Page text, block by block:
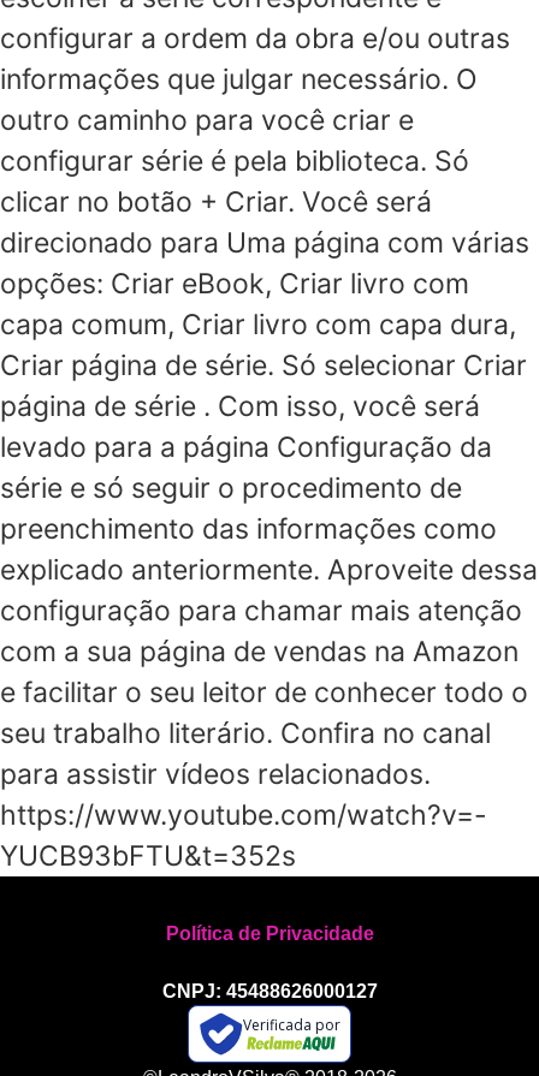
configurar a ordem da obra e/ou outras
informações que julgar necessário. O
outro caminho para você criar e
configurar série é pela biblioteca. Só
clicar no botão + Criar. Você será
direcionado para Uma página com várias
opções: Criar eBook, Criar livro com
capa comum, Criar livro com capa dura,
Criar página de série. Só selecionar Criar
página de série . Com isso, você será
levado para a página Configuração da
série e só seguir o procedimento de
preenchimento das informações como
explicado anteriormente. Aproveite dessa
configuração para chamar mais atenção
com a sua página de vendas na Amazon
e facilitar o seu leitor de conhecer todo o
seu trabalho literário. Confira no canal
para assistir vídeos relacionados.
https://www.youtube.com/watch?v=-
YUCB93bFTU&t=352s
Política de Privacidade
CNPJ: 45488626000127
Verificada por